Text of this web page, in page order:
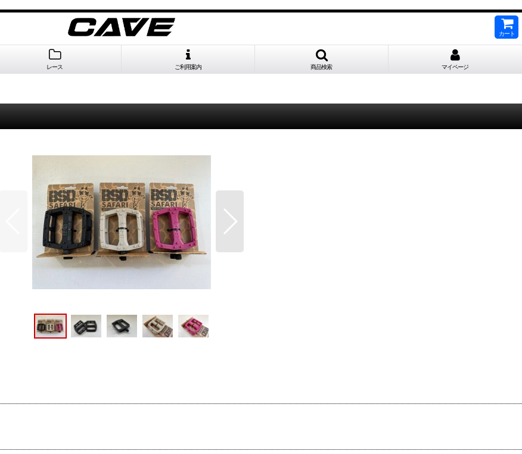
カート
レース ご利用案内 商品検索 マイページ